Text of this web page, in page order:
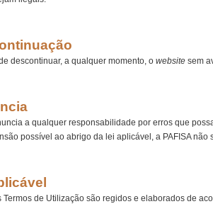
descontinuar, a qualquer momento, o website sem
a qualquer responsabilidade por erros que
possível ao abrigo da lei aplicável, a PAFISA
Termos de Utilização são regidos e elaborados de